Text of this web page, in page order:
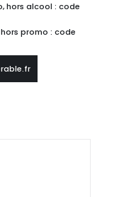
hors alcool : code
promo : code